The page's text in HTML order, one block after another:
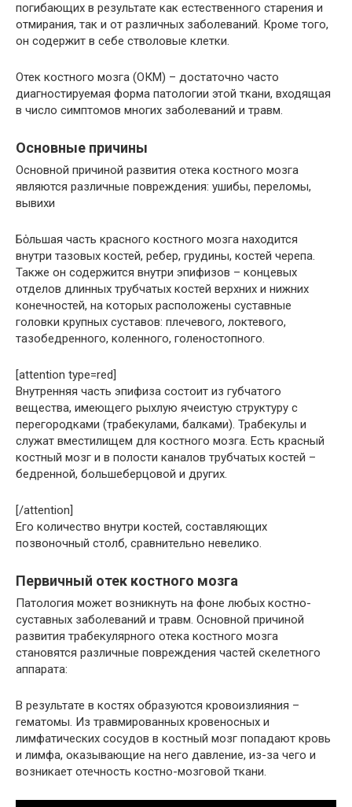
погибающих в результате как естественного старения и
отмирания, так и от различных заболеваний. Кроме того,
он содержит в себе стволовые клетки.
Отек костного мозга (ОКМ) – достаточно часто
диагностируемая форма патологии этой ткани, входящая
в число симптомов многих заболеваний и травм.
Основные причины
Основной причиной развития отека костного мозга
являются различные повреждения: ушибы, переломы,
вывихи
Бȯльшая часть красного костного мозга находится
внутри тазовых костей, ребер, грудины, костей черепа.
Также он содержится внутри эпифизов – концевых
отделов длинных трубчатых костей верхних и нижних
конечностей, на которых расположены суставные
головки крупных суставов: плечевого, локтевого,
тазобедренного, коленного, голеностопного.
[attention type=red]
Внутренняя часть эпифиза состоит из губчатого
вещества, имеющего рыхлую ячеистую структуру с
перегородками (трабекулами, балками). Трабекулы и
служат вместилищем для костного мозга. Есть красный
костный мозг и в полости каналов трубчатых костей –
бедренной, большеберцовой и других.
[/attention]
Его количество внутри костей, составляющих
позвоночный столб, сравнительно невелико.
Первичный отек костного мозга
Патология может возникнуть на фоне любых костно-
суставных заболеваний и травм. Основной причиной
развития трабекулярного отека костного мозга
становятся различные повреждения частей скелетного
аппарата:
В результате в костях образуются кровоизлияния –
гематомы. Из травмированных кровеносных и
лимфатических сосудов в костный мозг попадают кровь
и лимфа, оказывающие на него давление, из-за чего и
возникает отечность костно-мозговой ткани.